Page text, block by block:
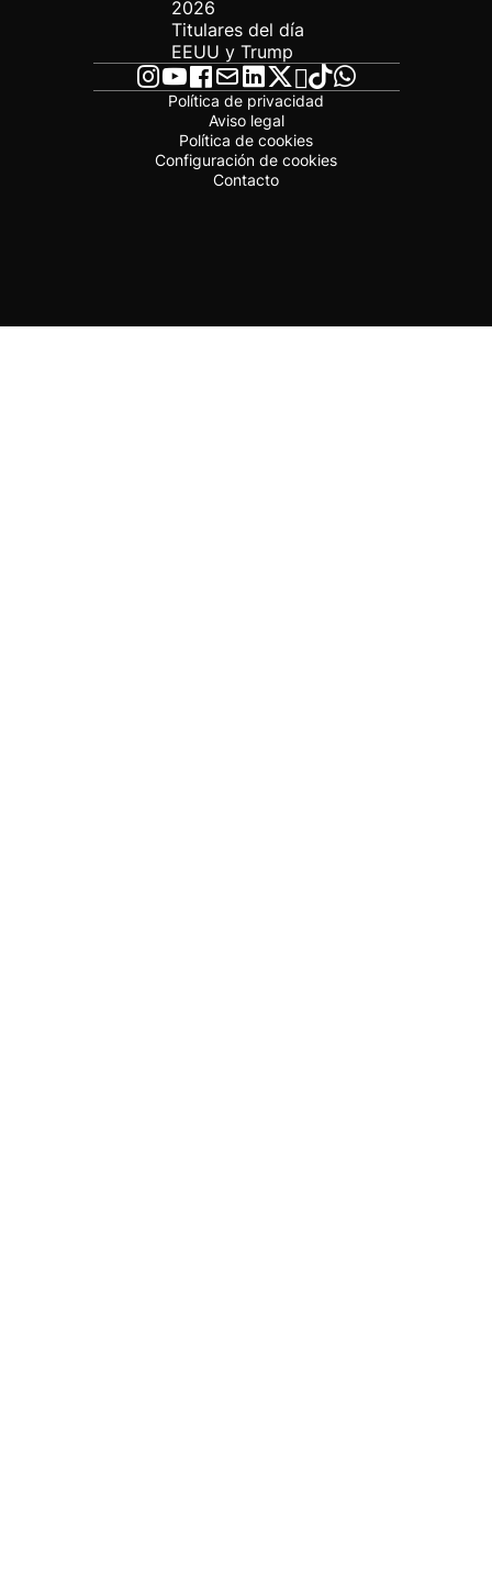
2026
Titulares del día
EEUU y Trump
Política de privacidad
Aviso legal
Política de cookies
Configuración de cookies
Contacto